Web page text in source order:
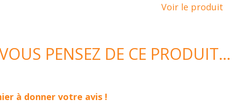
Voir le produit
PENSEZ DE CE PRODUIT...
à donner votre avis !